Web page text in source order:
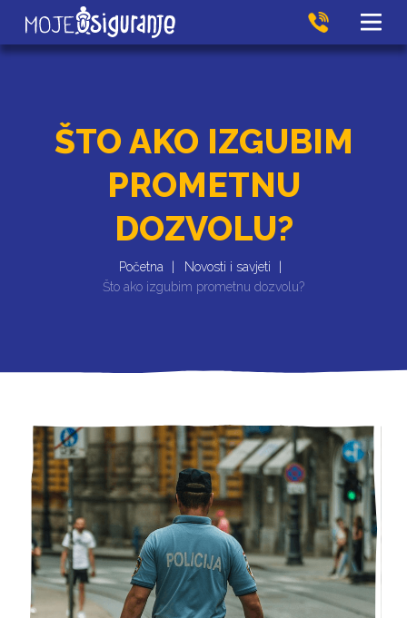
ŠTO AKO IZGUBIM
PROMETNU
DOZVOLU?
Početna
Novosti i savjeti
Što ako izgubim prometnu dozvolu?